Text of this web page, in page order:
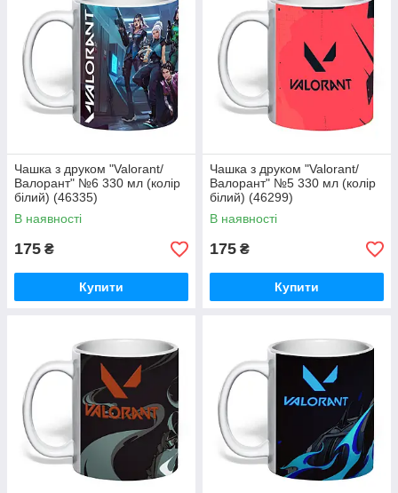
Чашка з друком "Valorant/
Валорант" №6 330 мл (колір
білий) (46335)
В наявності
175 ₴
Купити
Чашка з друком "Valorant/
Валорант" №5 330 мл (колір
білий) (46299)
В наявності
175 ₴
Купити